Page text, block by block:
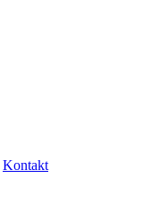
Kontakt